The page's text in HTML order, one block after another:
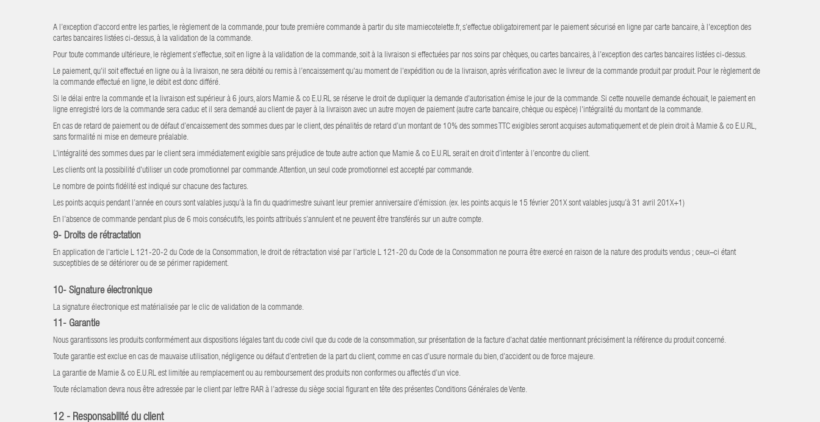
A l’exception d'accord entre les parties, le règlement de la commande, pour toute première commande à partir du site mamiecotelette.fr, s’effectue obligatoirement par le paiement sécurisé en ligne par carte bancaire, à l'exception des
cartes bancaires listées ci-dessus, à la validation de la commande.
Pour toute commande ultérieure, le règlement s’effectue, soit en ligne à la validation de la commande, soit à la livraison si effectuées par nos soins par chèques, ou cartes bancaires, à l'exception des cartes bancaires listées ci-dessus.
Le paiement, qu'il soit effectué en ligne ou à la livraison, ne sera débité ou remis à l’encaissement qu'au moment de l'expédition ou de la livraison, après vérification avec le livreur de la commande produit par produit. Pour le règlement de
la commande effectué en ligne, le débit est donc différé.
Si le délai entre la commande et la livraison est supérieur à 6 jours, alors Mamie & co E.U.RL se réserve le droit de dupliquer la demande d'autorisation émise le jour de la commande. Si cette nouvelle demande échouait, le paiement en
ligne enregistré lors de la commande sera caduc et il sera demandé au client de payer à la livraison avec un autre moyen de paiement (autre carte bancaire, chèque ou espèce) l'intégralité du montant de la commande.
En cas de retard de paiement ou de défaut d’encaissement des sommes dues par le client, des pénalités de retard d’un montant de 10% des sommes TTC exigibles seront acquises automatiquement et de plein droit à Mamie & co E.U.RL,
sans formalité ni mise en demeure préalable.
L’intégralité des sommes dues par le client sera immédiatement exigible sans préjudice de toute autre action que Mamie & co E.U.RL serait en droit d’intenter à l’encontre du client.
Les clients ont la possibilité d'utiliser un code promotionnel par commande. Attention, un seul code promotionnel est accepté par commande.
Le nombre de points fidélité est indiqué sur chacune des factures.
Les points acquis pendant l’année en cours sont valables jusqu’à la fin du quadrimestre suivant leur premier anniversaire d’émission. (ex. les points acquis le 15 février 201X sont valables jusqu’à 31 avril 201X+1)
En l’absence de commande pendant plus de 6 mois consécutifs, les points attribués s’annulent et ne peuvent être transférés sur un autre compte.
9- Droits de rétractation
En application de l'article L 121-20-2 du Code de la Consommation, le droit de rétractation visé par l'article L 121-20 du Code de la Consommation ne pourra être exercé en raison de la nature des produits vendus ; ceux–ci étant
susceptibles de se détériorer ou de se périmer rapidement.
10- Signature électronique
La signature électronique est matérialisée par le clic de validation de la commande.
11- Garantie
Nous garantissons les produits conformément aux dispositions légales tant du code civil que du code de la consommation, sur présentation de la facture d’achat datée mentionnant précisément la référence du produit concerné.
Toute garantie est exclue en cas de mauvaise utilisation, négligence ou défaut d’entretien de la part du client, comme en cas d’usure normale du bien, d’accident ou de force majeure.
La garantie de Mamie & co E.U.RL est limitée au remplacement ou au remboursement des produits non conformes ou affectés d’un vice.
Toute réclamation devra nous être adressée par le client par lettre RAR à l’adresse du siège social figurant en tête des présentes Conditions Générales de Vente.
12 - Responsabilité du client